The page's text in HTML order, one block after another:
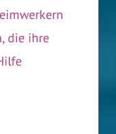
die ihre